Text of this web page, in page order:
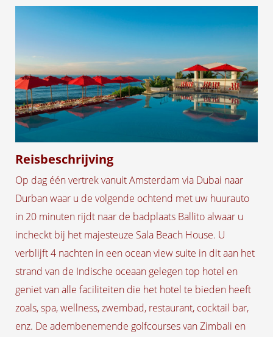
Reisbeschrijving
Op dag één vertrek vanuit Amsterdam via Dubai naar
Durban waar u de volgende ochtend met uw huurauto
in 20 minuten rijdt naar de badplaats Ballito alwaar u
incheckt bij het majesteuze Sala Beach House. U
verblijft 4 nachten in een ocean view suite in dit aan het
strand van de Indische oceaan gelegen top hotel en
geniet van alle faciliteiten die het hotel te bieden heeft
zoals, spa, wellness, zwembad, restaurant, cocktail bar,
enz. De adembenemende golfcourses van Zimbali en
van